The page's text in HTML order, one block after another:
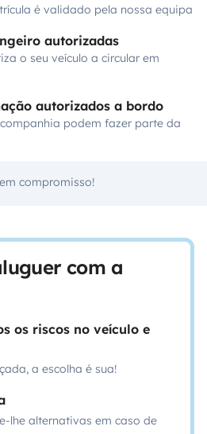
é validado pela nossa equipa
autorizadas
o seu veículo a circular em
autorizados a bordo
podem fazer parte da
compromisso!
com a
os riscos no veículo e
a escolha é sua!
lhe alternativas em caso de